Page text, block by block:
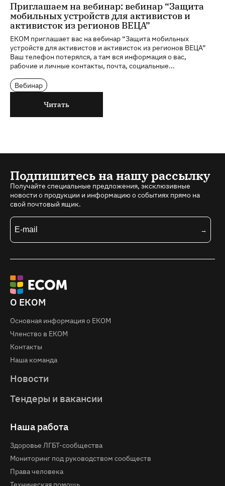
Приглашаем на вебинар: вебинар “Защита
мобильных устройств для активистов и
активисток из регионов ВЕЦА”
ЕКОМ приглашает вас на вебинар “Защита мобильных
устройств для активистов и активисток из регионов ВЕЦА”
Ваш телефон потерялся, а там вся информация о вас,
рабочие и личные контакты, почта, социальные...
Вебинар
Читать
Подпишитесь на нашу рассылку
Получайте специальные предложения, эксклюзивные
новости о продукции и информацию о событиях прямо на
свой почтовый ящик.
О ЕКОМ
Основная информация о EКOM
Членство в ЕКОМ
Контакты
Наша команда
Новости
Тендеры и вакансии
Наша работа
Здоровье ЛГБТ-сообщества
Мониторинг под руководством сообществ
Права человека